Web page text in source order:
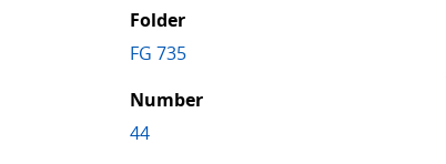
Folder
FG 735
Number
44